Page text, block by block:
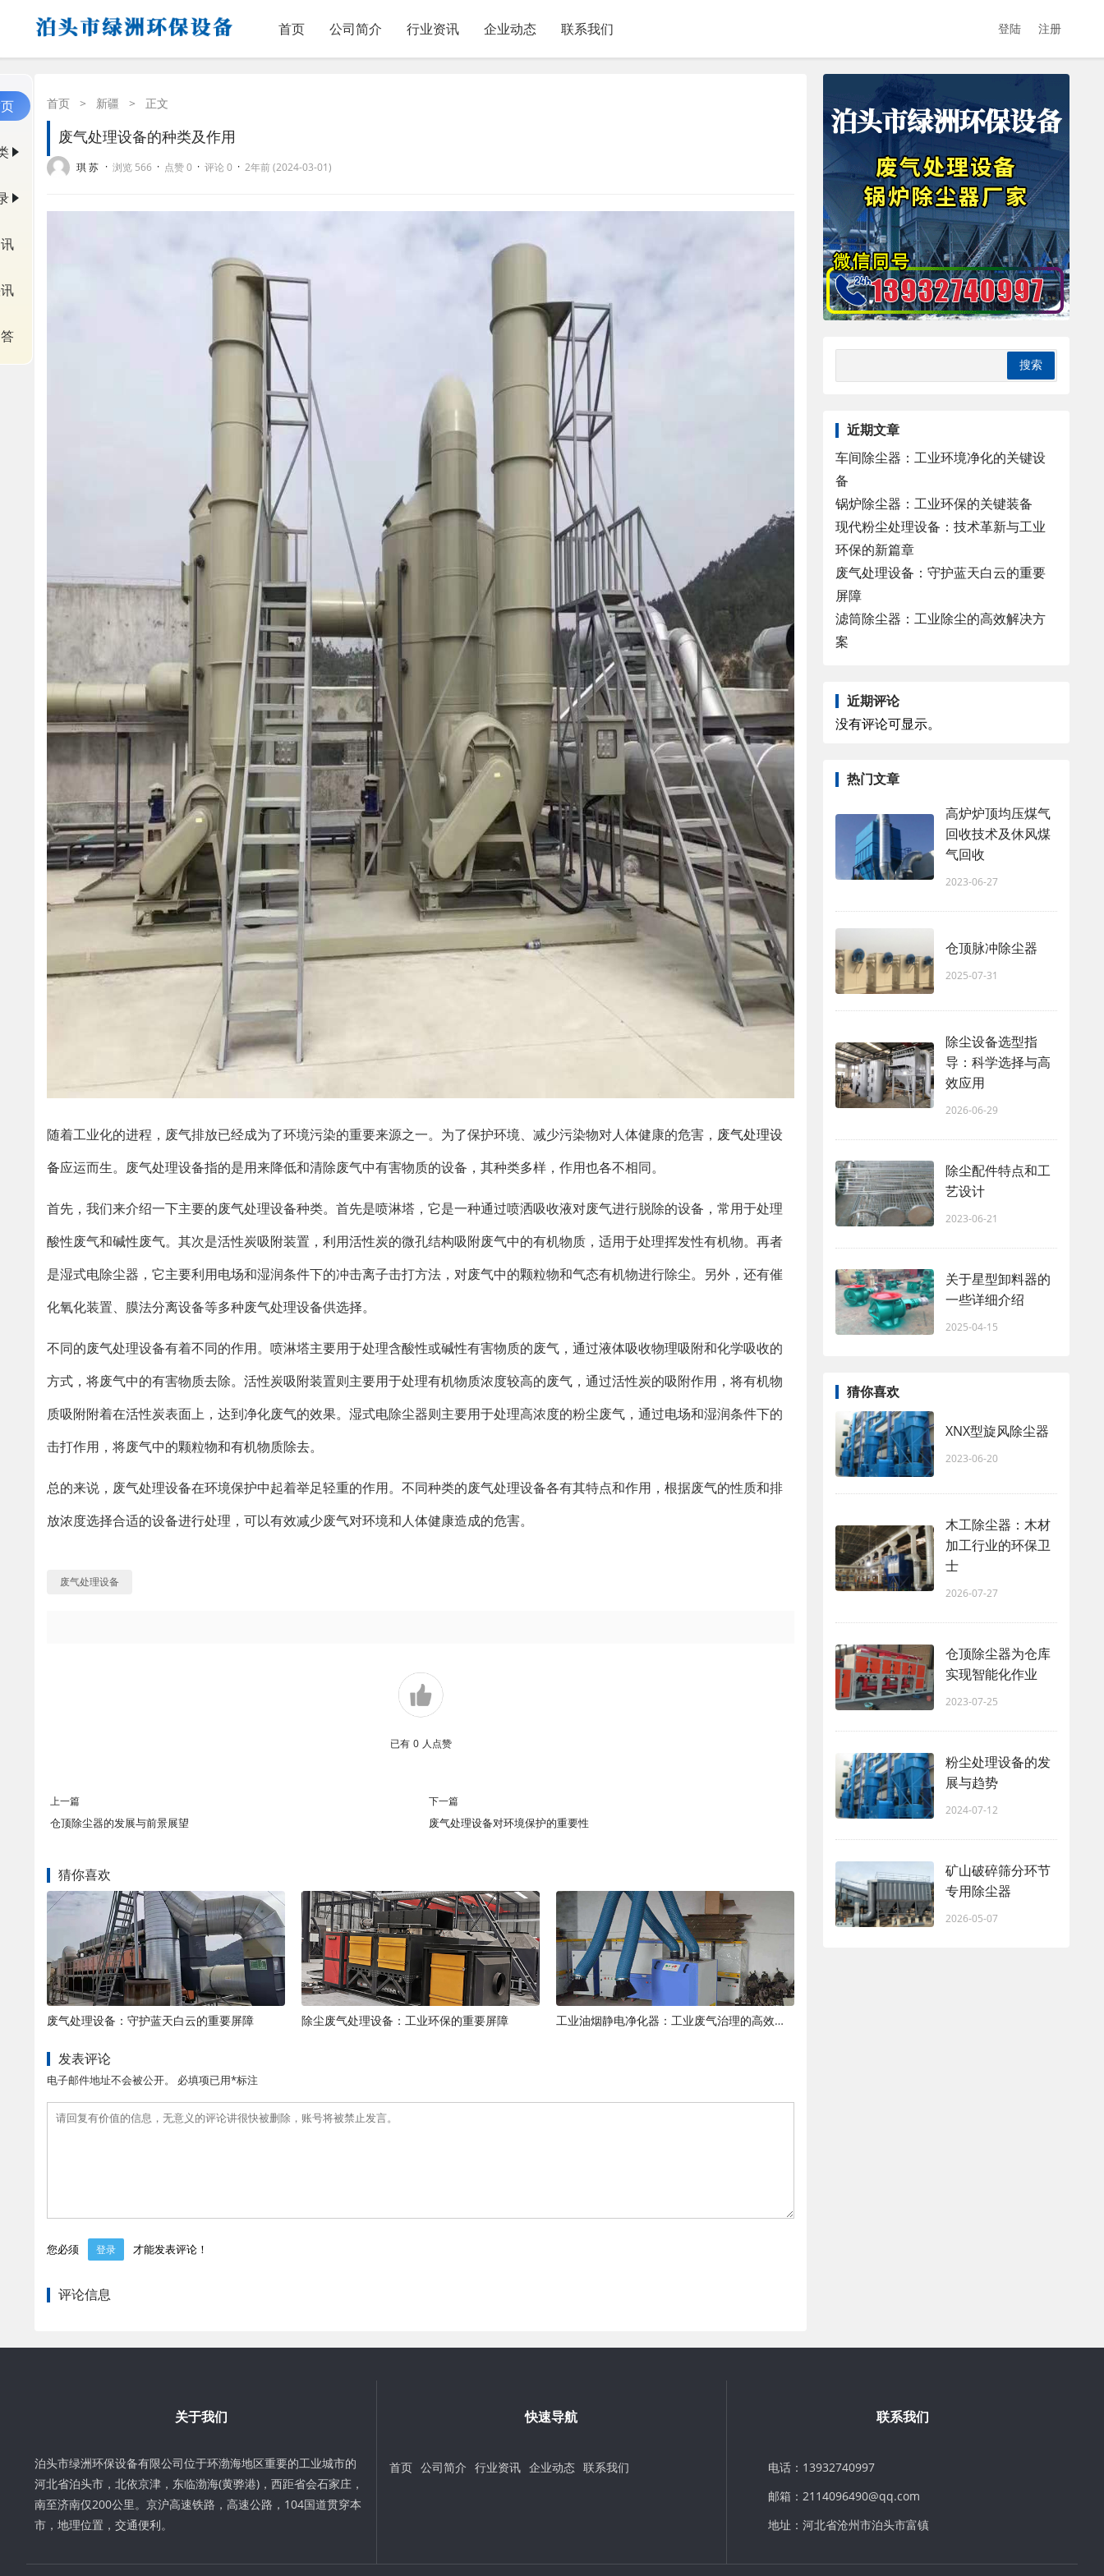
首页 公司简介 行业资讯 企业动态 联系我们 登陆 注册
首页 > 新疆 > 正文
废气处理设备的种类及作用
琪 苏 · 浏览 566 · 点赞 0 · 评论 0 · 2年前 (2024-03-01)
随着工业化的进程，废气排放已经成为了环境污染的重要来源之一。为了保护环境、减少污染物对人体健康的危害， 废气处理设
备应运而生。废气处理设备指的是用来降低和清除废气中有害物质的设备，其种类多样，作用也各不相同。
首先，我们来介绍一下主要的废气处理设备种类。首先是喷淋塔，它是一种通过喷洒吸收液对废气进行脱除的设备，常用于处理
酸性废气和碱性废气。其次是活性炭吸附装置，利用活性炭的微孔结构吸附废气中的有机物质，适用于处理挥发性有机物。再者
是湿式电除尘器，它主要利用电场和湿润条件下的冲击离子击打方法，对废气中的颗粒物和气态有机物进行除尘。另外，还有催
化氧化装置、膜法分离设备等多种废气处理设备供选择。
不同的废气处理设备有着不同的作用。喷淋塔主要用于处理含酸性或碱性有害物质的废气，通过液体吸收物理吸附和化学吸收的
方式，将废气中的有害物质去除。活性炭吸附装置则主要用于处理有机物质浓度较高的废气，通过活性炭的吸附作用，将有机物
质吸附附着在活性炭表面上，达到净化废气的效果。湿式电除尘器则主要用于处理高浓度的粉尘废气，通过电场和湿润条件下的
击打作用，将废气中的颗粒物和有机物质除去。
总的来说，废气处理设备在环境保护中起着举足轻重的作用。不同种类的废气处理设备各有其特点和作用，根据废气的性质和排
放浓度选择合适的设备进行处理，可以有效减少废气对环境和人体健康造成的危害。
废气处理设备
已有 0 人点赞
上一篇
仓顶除尘器的发展与前景展望
下一篇
废气处理设备对环境保护的重要性
猜你喜欢
废气处理设备：守护蓝天白云的重要屏障 除尘废气处理设备：工业环保的重要屏障 工业油烟静电净化器：工业废气治理的高效解决方案
发表评论
电子邮件地址不会被公开。 必填项已用*标注
您必须 登录 才能发表评论！
评论信息
近期文章
车间除尘器：工业环境净化的关键设
备
锅炉除尘器：工业环保的关键装备
现代粉尘处理设备：技术革新与工业
环保的新篇章
废气处理设备：守护蓝天白云的重要
屏障
滤筒除尘器：工业除尘的高效解决方
案
近期评论
没有评论可显示。
热门文章
高炉炉顶均压煤气
回收技术及休风煤
气回收
2023-06-27
仓顶脉冲除尘器
2025-07-31
除尘设备选型指
导：科学选择与高
效应用
2026-06-29
除尘配件特点和工
艺设计
2023-06-21
关于星型卸料器的
一些详细介绍
2025-04-15
猜你喜欢
XNX型旋风除尘器
2023-06-20
木工除尘器：木材
加工行业的环保卫
士
2026-07-27
仓顶除尘器为仓库
实现智能化作业
2023-07-25
粉尘处理设备的发
展与趋势
2024-07-12
矿山破碎筛分环节
专用除尘器
2026-05-07
关于我们
泊头市绿洲环保设备有限公司位于环渤海地区重要的工业城市的
河北省泊头市，北依京津，东临渤海(黄骅港)，西距省会石家庄，
南至济南仅200公里。京沪高速铁路，高速公路，104国道贯穿本
市，地理位置，交通便利。
快速导航
首页 公司简介 行业资讯 企业动态 联系我们
联系我们
电话：13932740997
邮箱：2114096490@qq.com
地址：河北省沧州市泊头市富镇